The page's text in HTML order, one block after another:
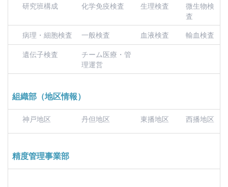
研究班構成 化学免疫検査 生理検査
微生物検
査
病理・細胞検査
一般検査 血液検査
輸血検査
遺伝子検査
チーム医療・管
理運営
組織部（地区情報）
神戸地区 丹但地区 東播地区 西播地区
精度管理事業部